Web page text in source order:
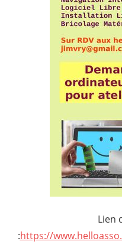
Lien
:https://